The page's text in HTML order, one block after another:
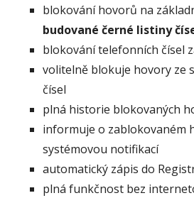
blokování hovorů na
budované černé listiny
blokování telefonních čísel
volitelně blokuje hovory ze
čísel
plná historie blokovaných
informuje o zablokovaném
systémovou notifikací
automatický zápis do
plná funkčnost bez